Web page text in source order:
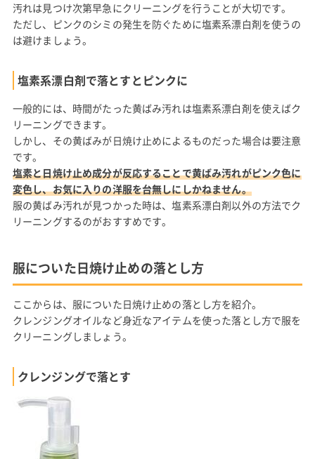
汚れは見つけ次第早急にクリーニングを行うことが大切です。
ただし、ピンクのシミの発生を防ぐために塩素系漂白剤を使うの
は避けましょう。
塩素系漂白剤で落とすとピンクに
一般的には、時間がたった黄ばみ汚れは塩素系漂白剤を使えばク
リーニングできます。
しかし、その黄ばみが日焼け止めによるものだった場合は要注意
です。
塩素と日焼け止め成分が反応することで黄ばみ汚れがピンク色に
変色し、お気に入りの洋服を台無しにしかねません。
服の黄ばみ汚れが見つかった時は、塩素系漂白剤以外の方法でク
リーニングするのがおすすめです。
服についた日焼け止めの落とし方
ここからは、服についた日焼け止めの落とし方を紹介。
クレンジングオイルなど身近なアイテムを使った落とし方で服を
クリーニングしましょう。
クレンジングで落とす